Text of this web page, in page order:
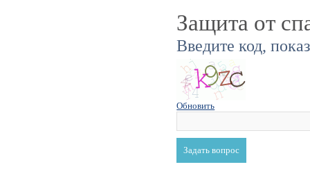
Защита от
Введите код,
Обновить